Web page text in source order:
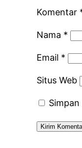
Komentar
Nama *
Email *
Situs Web